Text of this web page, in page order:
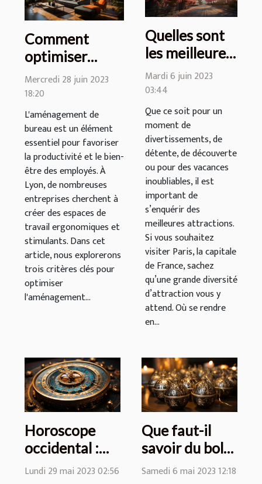
Comment
optimiser
l'aménagement
de bureau à
Lyon pour
favoriser la
productivité et
le bien-être des
employés ?
Mercredi 28 juin 2023
18:20
L'aménagement de
bureau est un élément
essentiel pour favoriser
la productivité et le bien-
être des employés. À
Lyon, de nombreuses
entreprises cherchent à
créer des espaces de
travail ergonomiques et
stimulants. Dans cet
article, nous explorerons
trois critères clés pour
optimiser
l'aménagement...
Quelles sont
les meilleures
attractions à
visiter à Paris
?
Mardi 6 juin 2023
03:44
Que ce soit pour un
moment de
divertissements, de
détente, de découverte
ou pour des vacances
inoubliables, il est
important de
s’enquérir des
meilleures attractions.
Si vous souhaitez
visiter Paris, la capitale
de France, sachez
qu’une grande diversité
d’attraction vous y
attend. Où se rendre
en...
Horoscope
occidental :
comment se
Lundi 29 mai 2023 02:56
Que faut-il
savoir du bola
de grossesse
Samedi 6 mai 2023 12:18